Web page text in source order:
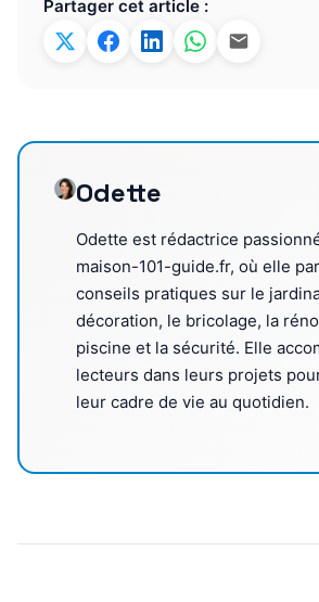
Partager cet article :
Odette
Odette est rédactrice
maison-101-guide.fr, où elle
conseils pratiques sur le
décoration, le bricolage, la
piscine et la sécurité. Elle
lecteurs dans leurs projets
leur cadre de vie au quotidien.